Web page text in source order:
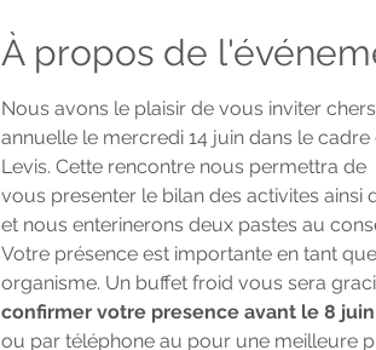
À propos de
Nous avons le plaisir de vous inviter
annuelle le mercredi 14 juin dans le
Levis. Cette rencontre nous permettra de
vous presenter le bilan des activites ainsi
et nous enterinerons deux pastes au
Votre présence est importante en tant
organisme. Un buffet froid vous sera
confirmer votre presence avant le 8
ou par téléphone au pour une meilleure